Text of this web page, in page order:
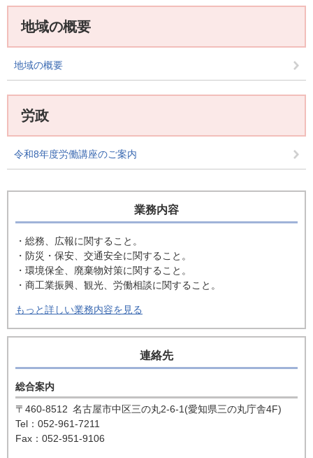
地域の概要
地域の概要
労政
令和8年度労働講座のご案内
業務内容
・総務、広報に関すること。
・防災・保安、交通安全に関すること。
・環境保全、廃棄物対策に関すること。
・商工業振興、観光、労働相談に関すること。
もっと詳しい業務内容を見る
連絡先
総合案内
〒460-8512 名古屋市中区三の丸2-6-1(愛知県三の丸庁舎4F)
Tel：052-961-7211
Fax：052-951-9106